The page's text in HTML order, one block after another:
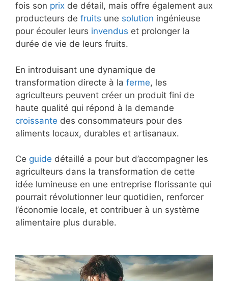
fois son prix de détail, mais offre également aux
producteurs de fruits une solution ingénieuse
pour écouler leurs invendus et prolonger la
durée de vie de leurs fruits.
En introduisant une dynamique de
transformation directe à la ferme, les
agriculteurs peuvent créer un produit fini de
haute qualité qui répond à la demande
croissante des consommateurs pour des
aliments locaux, durables et artisanaux.
Ce guide détaillé a pour but d’accompagner les
agriculteurs dans la transformation de cette
idée lumineuse en une entreprise florissante qui
pourrait révolutionner leur quotidien, renforcer
l’économie locale, et contribuer à un système
alimentaire plus durable.